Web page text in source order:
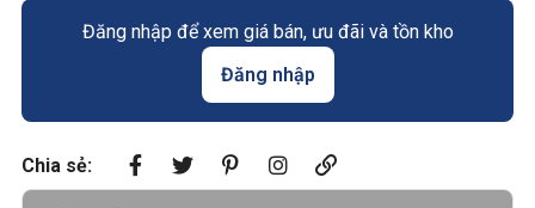
Đăng nhập để xem giá bán, ưu đãi và tồn kho
Đăng nhập
Chia sẻ: